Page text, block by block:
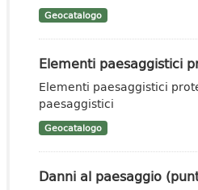
Geocatalogo
Elementi paesaggistici
Elementi paesaggistici
paesaggistici
Geocatalogo
Danni al paesaggio